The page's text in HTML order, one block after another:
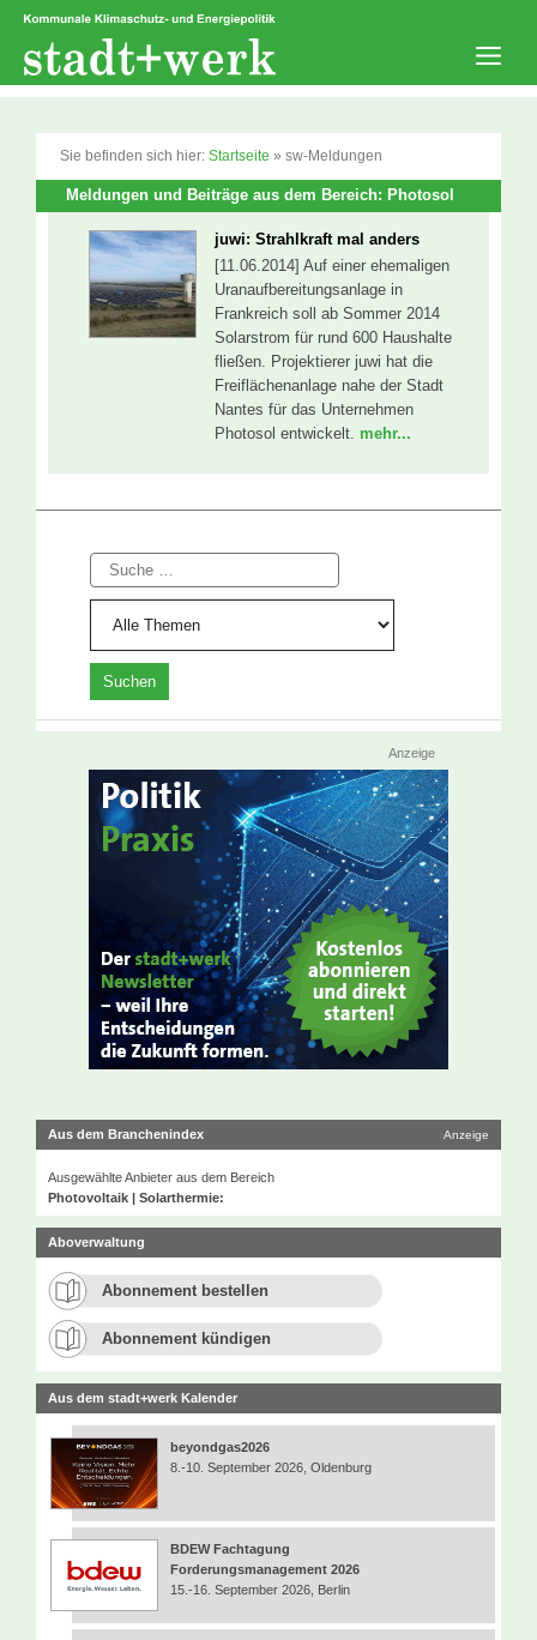
Zum
springen
Sie befinden sich hier: Startseite » sw-Meldungen
Meldungen und Beiträge aus dem Bereich: Photosol
juwi: Strahlkraft mal anders
[11.06.2014] Auf einer ehemaligen
Uranaufbereitungsanlage in
Frankreich soll ab Sommer 2014
Solarstrom für rund 600 Haushalte
fließen. Projektierer juwi hat die
Freiflächenanlage nahe der Stadt
Nantes für das Unternehmen
Photosol entwickelt. mehr...
Suche
Anzeige
Aus dem Branchenindex Anzeige
Ausgewählte Anbieter aus dem Bereich
Photovoltaik | Solarthermie:
Aboverwaltung
Abonnement bestellen
Abonnement kündigen
Aus dem stadt+werk Kalender
beyondgas2026
8.-10. September 2026, Oldenburg
BDEW Fachtagung
Forderungsmanagement 2026
15.-16. September 2026, Berlin